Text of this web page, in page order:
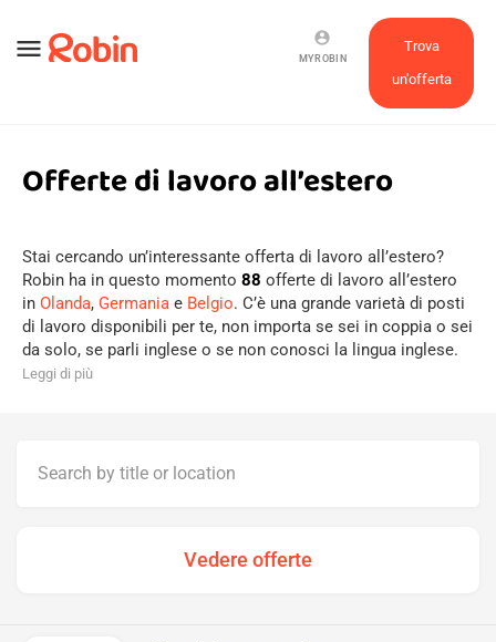
menu
Trova
un'offerta
account_circle
MYROBIN
Offerte di lavoro all’estero
Stai cercando un’interessante offerta di lavoro all’estero?
Robin ha in questo momento 88 offerte di lavoro all’estero
in Olanda, Germania e Belgio. C’è una grande varietà di posti
di lavoro disponibili per te, non importa se sei in coppia o sei
da solo, se parli inglese o se non conosci la lingua inglese.
Leggi di più